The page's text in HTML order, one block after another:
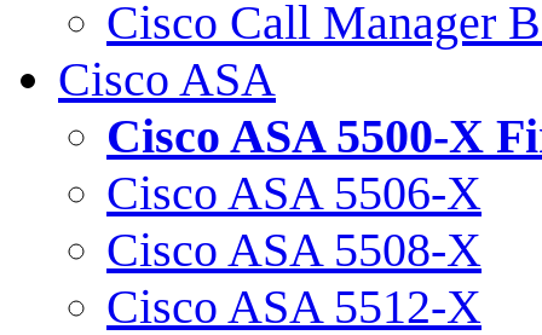
Cisco Call Manager
Cisco ASA
Cisco ASA 5500-X
Cisco ASA 5506-X
Cisco ASA 5508-X
Cisco ASA 5512-X